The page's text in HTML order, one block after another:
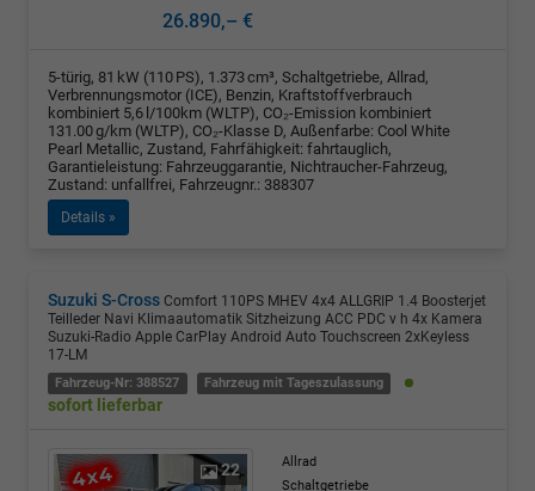
26.890,– €
5-türig, 81 kW (110 PS), 1.373 cm³, Schaltgetriebe, Allrad,
Verbrennungsmotor (ICE), Benzin, Kraftstoffverbrauch
kombiniert 5,6 l/100km (WLTP), CO₂-Emission kombiniert
131.00 g/km (WLTP), CO₂-Klasse D, Außenfarbe: Cool White
Pearl Metallic, Zustand, Fahrfähigkeit: fahrtauglich,
Garantieleistung: Fahrzeuggarantie, Nichtraucher-Fahrzeug,
Zustand: unfallfrei, Fahrzeugnr.: 388307
Details »
Suzuki S-Cross Comfort 110PS MHEV 4x4 ALLGRIP 1.4 Boosterjet
Teilleder Navi Klimaautomatik Sitzheizung ACC PDC v h 4x Kamera
Suzuki-Radio Apple CarPlay Android Auto Touchscreen 2xKeyless
17-LM
Fahrzeug-Nr: 388527 Fahrzeug mit Tageszulassung
sofort lieferbar
22
Allrad
Schaltgetriebe